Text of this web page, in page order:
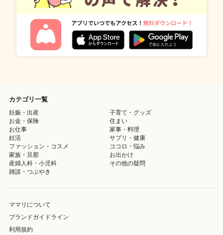
カテゴリ一覧
妊娠・出産
子育て・グッズ
お金・保険
住まい
お仕事
家事・料理
妊活
サプリ・健康
ファッション・コスメ
ココロ・悩み
家族・旦那
お出かけ
産婦人科・小児科
その他の疑問
雑談・つぶやき
ママリについて
ブランドガイドライン
利用規約